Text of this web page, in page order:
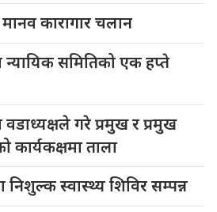
कारागार चलान
न्यायिक समितिको एक हप्ते
वडाध्यक्षले गरे प्रमुख र प्रमुख
ताला
निशुल्क स्वास्थ्य शिविर सम्पन्न